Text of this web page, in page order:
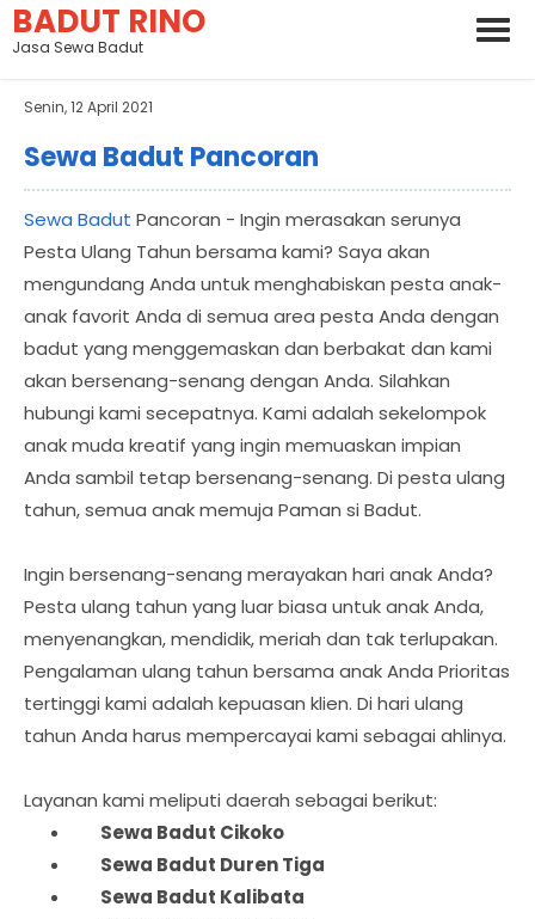
BADUT RINO
Jasa Sewa Badut
Senin, 12 April 2021
Sewa Badut Pancoran
Sewa Badut Pancoran - Ingin merasakan serunya
Pesta Ulang Tahun bersama kami? Saya akan
mengundang Anda untuk menghabiskan pesta anak-
anak favorit Anda di semua area pesta Anda dengan
badut yang menggemaskan dan berbakat dan kami
akan bersenang-senang dengan Anda. Silahkan
hubungi kami secepatnya. Kami adalah sekelompok
anak muda kreatif yang ingin memuaskan impian
Anda sambil tetap bersenang-senang. Di pesta ulang
tahun, semua anak memuja Paman si Badut.
Ingin bersenang-senang merayakan hari anak Anda?
Pesta ulang tahun yang luar biasa untuk anak Anda,
menyenangkan, mendidik, meriah dan tak terlupakan.
Pengalaman ulang tahun bersama anak Anda Prioritas
tertinggi kami adalah kepuasan klien. Di hari ulang
tahun Anda harus mempercayai kami sebagai ahlinya.
Layanan kami meliputi daerah sebagai berikut:
	Sewa Badut
Cikoko
Sewa Badut Duren Tiga
Sewa Badut Kalibata